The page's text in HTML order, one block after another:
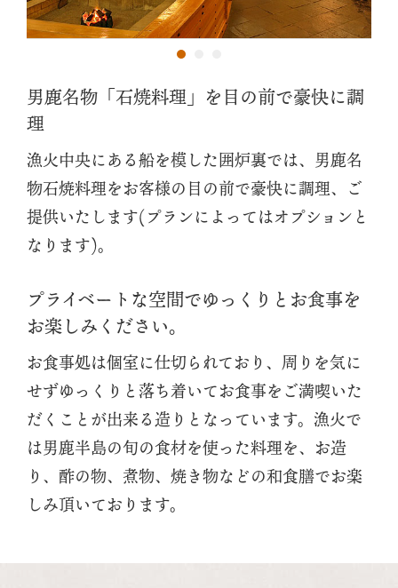
男鹿名物「石焼料理」を目の前で豪快に調
理
漁火中央にある船を模した囲炉裏では、男鹿名
物石焼料理をお客様の目の前で豪快に調理、ご
提供いたします(プランによってはオプションと
なります)。
プライベートな空間でゆっくりとお食事を
お楽しみください。
お食事処は個室に仕切られており、周りを気に
せずゆっくりと落ち着いてお食事をご満喫いた
だくことが出来る造りとなっています。漁火で
は男鹿半島の旬の食材を使った料理を、お造
り、酢の物、煮物、焼き物などの和食膳でお楽
しみ頂いております。